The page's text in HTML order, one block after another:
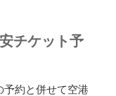
チケット予
約と併せて空港